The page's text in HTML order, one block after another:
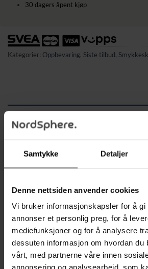
Samtykke Detaljer
Denne nettsiden anvender cookies
Vi bruker informasjonskapsler for å gi
annonser et personlig preg, for å
mediefunksjoner og for å analysere
dessuten informasjon om hvordan du
vårt, med partnerne våre innen
annonsering og analysearbeid, som
30 dagers åpent kjøp
Kategorier: Oppbevaring, Siste tilbud,
Elegant og original design i hvitt og
Rikelig med dedikert oppbevaring,
lange halskjeder
Ekstra plass til solbriller samt rom
armbånd
Praktiske løsninger med tilpassbare